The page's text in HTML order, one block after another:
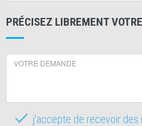
PRÉCISEZ LIBREMENT
j'accepte de recevoir des